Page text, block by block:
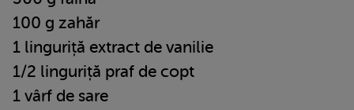
100 g zahăr
1 linguriță extract de vanilie
1/2 linguriță praf de copt
1 vârf de sare